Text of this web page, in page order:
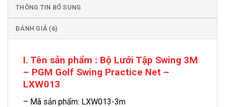
THÔNG TIN BỔ SUNG
ĐÁNH GIÁ (6)
I. Tên sản phẩm : Bộ Lưới Tập Swing 3M
– PGM Golf Swing Practice Net –
LXW013
– Mã sản phẩm: LXW013-3m